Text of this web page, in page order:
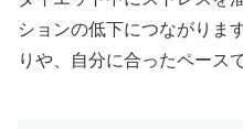
ションの低下につながりま
りや、自分に合ったペース